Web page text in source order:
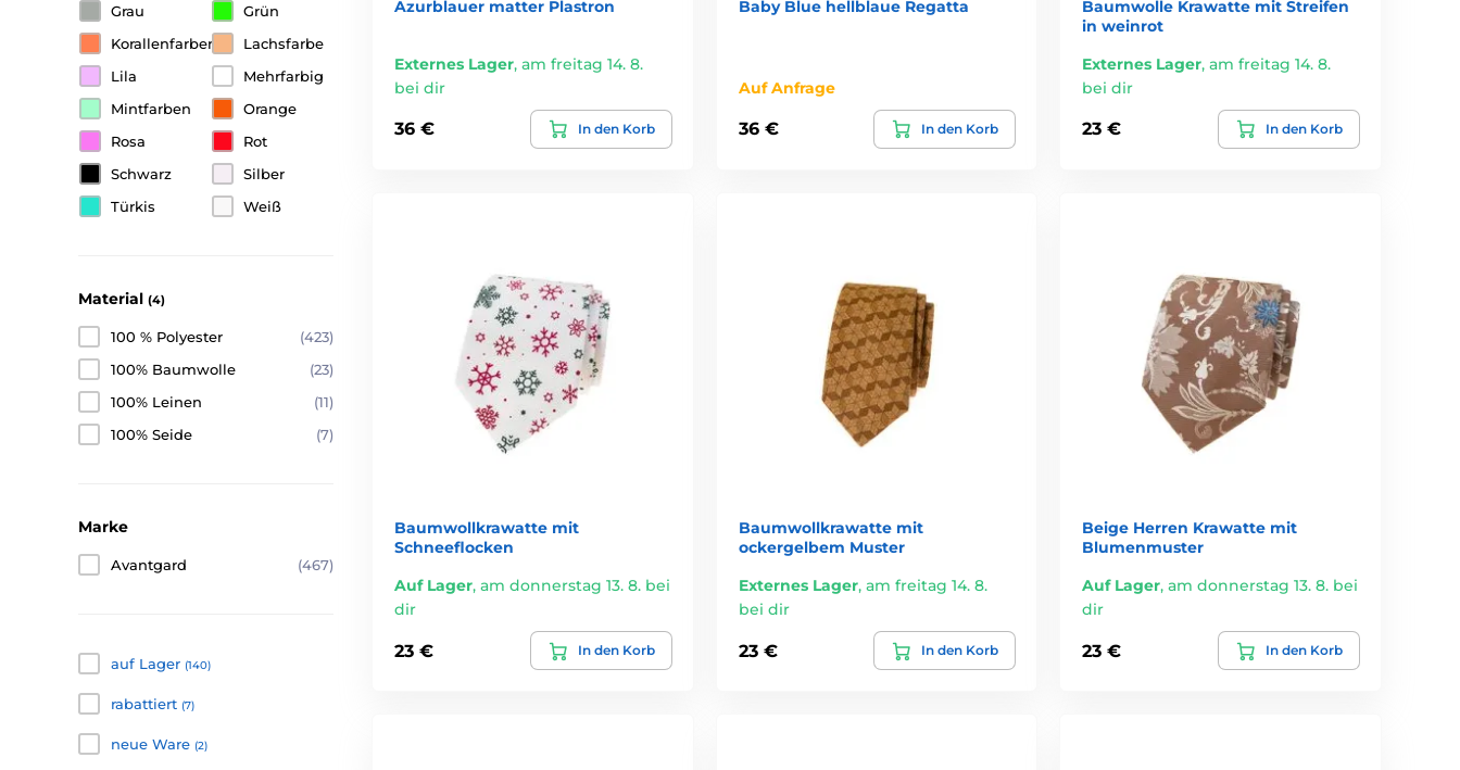
Grau
Grün
Korallenfarben
Lachsfarbe
Lila
Mehrfarbig
Mintfarben
Orange
Rosa
Rot
Schwarz
Silber
Türkis
Weiß
Material (4)
100 % Polyester
(423)
100% Baumwolle
(23)
100% Leinen
(11)
100% Seide
(7)
Marke
Avantgard (467)
auf Lager (140)
rabattiert (7)
neue Ware (2)
Azurblauer matter Plastron
Externes Lager, am freitag 14. 8.
bei dir
36 € In den Korb
Baby Blue hellblaue Regatta
Auf Anfrage
36 € In den Korb
Baumwolle Krawatte mit Streifen
in weinrot
Externes Lager,am freitag 14. 8.
bei dir
23 € In den Korb
Baumwollkrawatte mit
Schneeflocken
Auf Lager, am donnerstag 13. 8. bei
dir
23 € In den Korb
Baumwollkrawatte mit
ockergelbem Muster
Externes Lager, am freitag 14. 8.
bei dir
23 € In den Korb
Beige Herren Krawatte mit
Blumenmuster
Auf Lager,am donnerstag 13. 8. bei
dir
23 € In den Korb